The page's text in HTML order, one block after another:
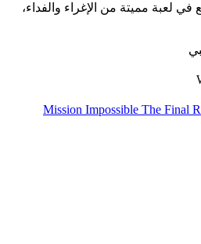
لعبة مميتة من الإغراء والفداء،